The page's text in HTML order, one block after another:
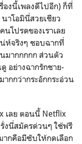
องนี้เพลงดีไปอีก) ก็ที่
าโอมินี่สวยเชียว
โปรดของเราเลย
ห์จริงๆ ชอบฉากที่
มากกกกก ส่วนตัว
อย่างฉากรักชาย-
กกว่ากระอักกระอ่วน
เลย ตอนนี้ Netflix
งนี่สมัครด่วนๆ ใช้ฟรี
ากคือมีซับให้กดเลือก